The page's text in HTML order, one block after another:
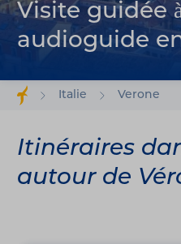
Visite guidée
audioguide
Italie Verone
Itinéraires
autour de